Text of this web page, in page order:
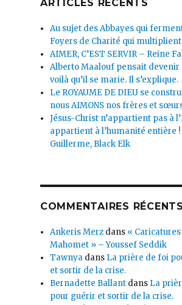
ARTICLES RÉCENTS
Au sujet des Abbayes qui
Foyers de Charité qui
AIMER, C’EST SERVIR – Reine
Alberto Maalouf pensait
voilà qu’il se marie. Il s’explique.
Le ROYAUME DE DIEU se
nous AIMONS nos frères et
Jésus-Christ n’appartient pas à
appartient à l’humanité entière !
Guillerme, Black Elk
COMMENTAIRES RÉCENTS
Ankeris Merz dans « Caricatures
Mahomet » – Youssef Seddik
Tawnya dans La prière de foi
et sortir de la crise.
Bernadette Ballant dans La
pour guérir et sortir de la crise.